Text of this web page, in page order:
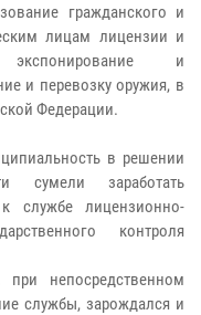
гражданского и
лицам лицензии и
и
и перевозку оружия, в
Федерации.
в решении
сумели заработать
службе лицензионно-
контроля
непосредственном
службы, зарождался и